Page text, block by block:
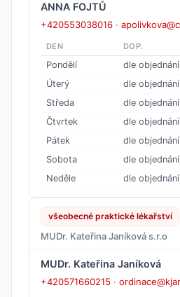
ANNA FOJTŮ
+420553038016 ·
DEN DOP.
Pondělí
dle objednání
Úterý
dle objednání
Středa
dle objednání
Čtvrtek
dle objednání
Pátek
dle objednání
Sobota
dle objednání
Neděle
dle objednání
všeobecné praktické lékařství
MUDr. Kateřina Janíková s.r.o
MUDr. Kateřina Janíková
+420571660215 ·